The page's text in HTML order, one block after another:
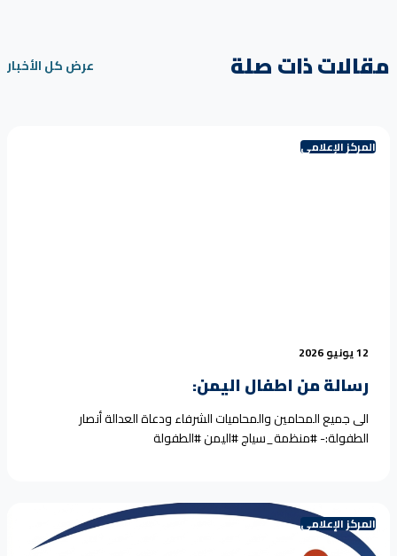
مقالات ذات صلة عرض كل الأخبار
المركز الإعلامي
12 يونيو 2026
رسالة من اطفال اليمن:
الى جميع المحامين والمحاميات الشرفاء ودعاة العدالة أنصار
الطفولة:- #منظمة_سياج #اليمن #الطفولة
المركز الإعلامي